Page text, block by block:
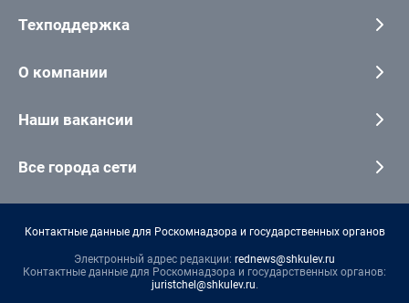
Техподдержка
О компании
Наши вакансии
Все города сети
Контактные данные для Роскомнадзора и государственных органов
Электронный адрес редакции: rednews@shkulev.ru
Контактные данные для Роскомнадзора и государственных органов:
juristchel@shkulev.ru.